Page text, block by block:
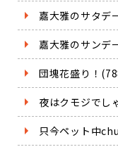
嘉大雅のサタデ
嘉大雅のサンデ
団塊花盛り！
夜はクモジでし
只今ペット中